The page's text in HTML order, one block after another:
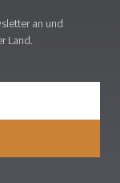
an und
Land.